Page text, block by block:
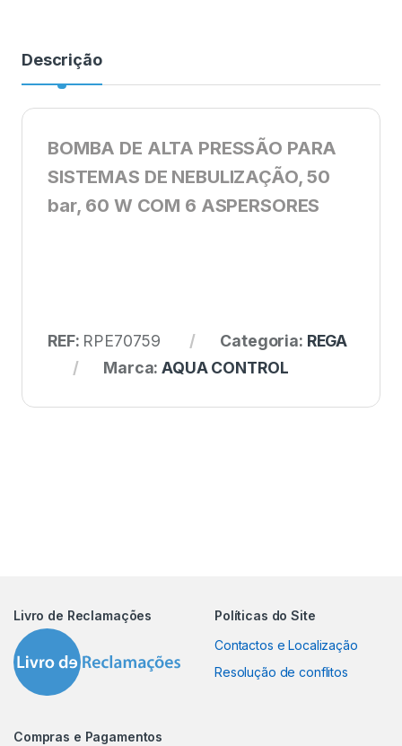
Descrição
BOMBA DE ALTA PRESSÃO PARA
SISTEMAS DE NEBULIZAÇÃO, 50
bar, 60 W COM 6 ASPERSORES
REF: RPE70759 Categoria: REGA
Marca:AQUA CONTROL
Livro de Reclamações
Políticas do Site
Contactos e Localização
Resolução de conflitos
Compras e Pagamentos